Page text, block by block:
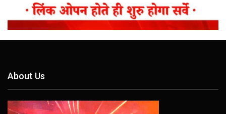
About Us